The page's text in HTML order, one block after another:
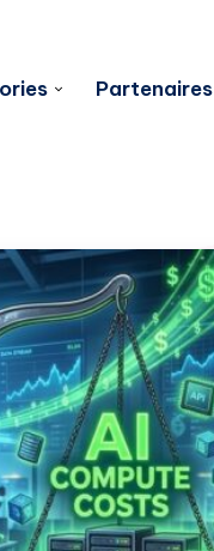
Partenaires